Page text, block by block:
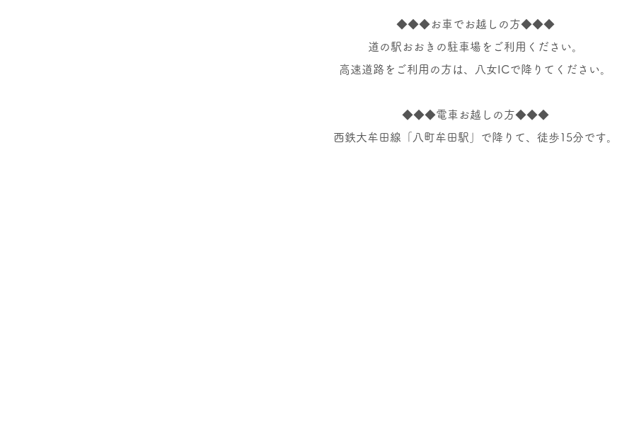
◆◆◆お車でお越しの方◆◆◆
道の駅おおきの駐車場をご利用ください。
高速道路をご利用の方は、八女ICで降りてください。
◆◆◆電車お越しの方◆◆◆
西鉄大牟田線「八町牟田駅」で降りて、徒歩15分です。